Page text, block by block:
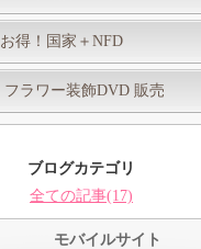
お得！国家＋NFD
フラワー装飾DVD 販売
ブログカテゴリ
全ての記事(17)
モバイルサイト